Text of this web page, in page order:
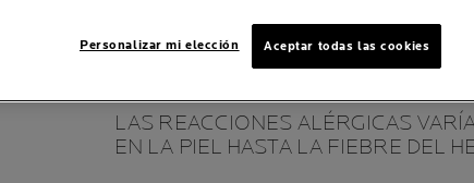
INMUNOLÓGICO
EN EXCESO
LAS REACCIONES ALÉRGICAS
EN LA PIEL HASTA LA FIEBRE DEL
Aceptar todas las cookies
Personalizar mi elección